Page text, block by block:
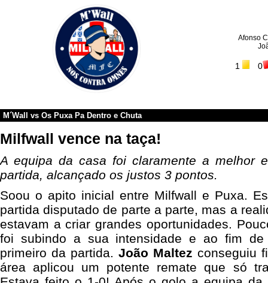
Afonso
1 0
M´Wall vs Os Puxa Pa Dentro e Chuta
Milfwall vence na taça!
A equipa da casa foi claramente a melhor
partida, alcançado os justos 3 pontos.
Soou o apito inicial entre Milfwall e Puxa.
partida disputado de parte a parte, mas a
estavam a criar grandes oportunidades.
foi subindo a sua intensidade e ao fim de
primeiro da partida. João Maltez conseguiu
área aplicou um potente remate que só